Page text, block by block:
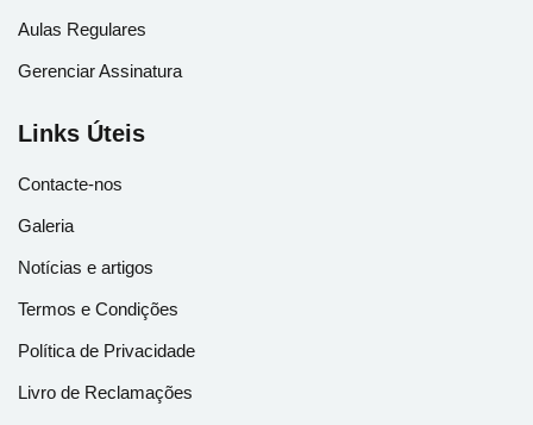
Aulas Regulares
Gerenciar Assinatura
Links Úteis
Contacte-nos
Galeria
Notícias e artigos
Termos e Condições
Política de Privacidade
Livro de Reclamações